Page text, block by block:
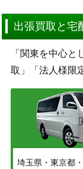
出張買取と宅
「関東を中心
取」「法人様限
埼玉県・東京都